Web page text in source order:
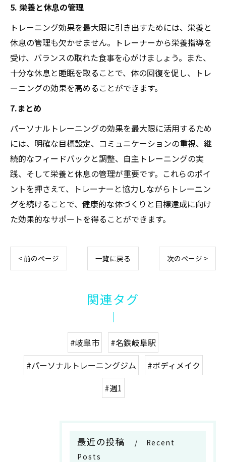
5. 栄養と休息の管理
トレーニング効果を最大限に引き出すためには、栄養と
休息の管理も欠かせません。トレーナーから栄養指導を
受け、バランスの取れた食事を心がけましょう。また、
十分な休息と睡眠を取ることで、体の回復を促し、トレ
ーニングの効果を高めることができます。
7.まとめ
パーソナルトレーニングの効果を最大限に活用するため
には、明確な目標設定、コミュニケーションの重視、継
続的なフィードバックと調整、自主トレーニングの実
践、そして栄養と休息の管理が重要です。これらのポイ
ントを押さえて、トレーナーと協力しながらトレーニン
グを続けることで、健康的な体づくりと目標達成に向け
た効果的なサポートを得ることができます。
< 前のページ 一覧に戻る 次のページ >
関連タグ
#岐阜市
#名鉄岐阜駅
#パーソナルトレーニングジム
#ボディメイク
#週1
最近の投稿
Recent
Posts